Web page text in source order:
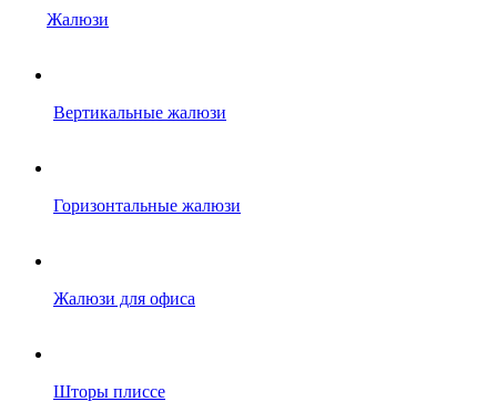
Жалюзи
Вертикальные жалюзи
Горизонтальные жалюзи
Жалюзи для офиса
Шторы плиссе